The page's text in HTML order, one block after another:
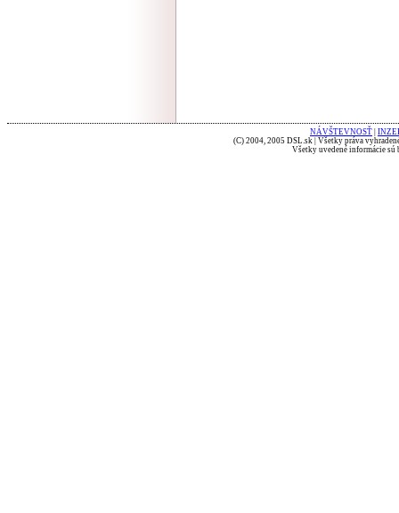
NÁVŠTEVNOSŤ
(C) 2004, 2005 DSL.sk | Všetky práva
Všetky uvedené informácie sú